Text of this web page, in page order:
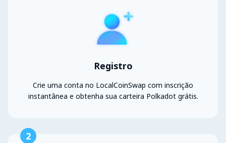
Registro
Crie uma conta no LocalCoinSwap com inscrição
instantânea e obtenha sua carteira Polkadot grátis.
2